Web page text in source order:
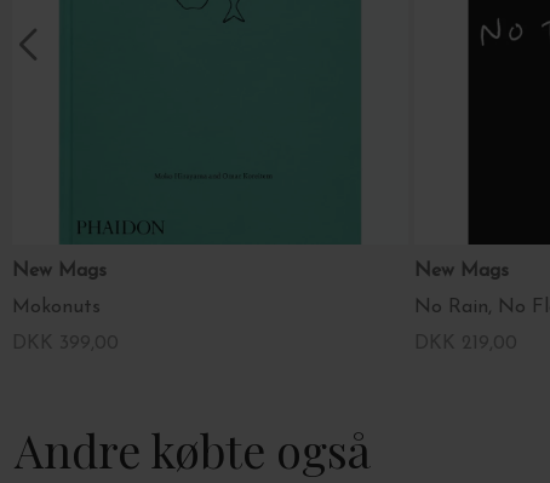
New Mags
Mokonuts
New Mags
No Rain, No
Andre købte også